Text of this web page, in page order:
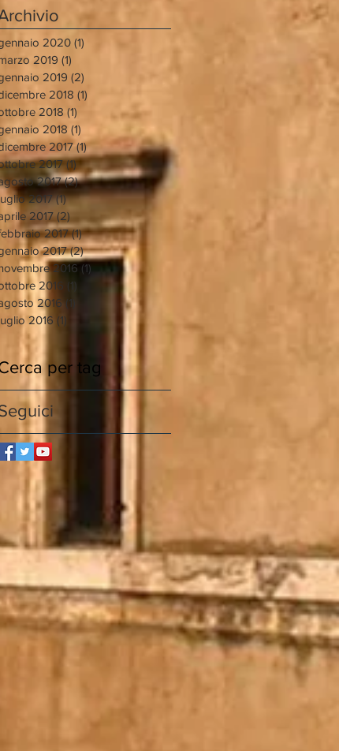
2020 (1)
2019 (1)
2019 (2)
2018 (1)
2018 (1)
2018 (1)
2017 (1)1 post
2017 (1)1 post
2017 (2)2 post
2017 (1)1 post
2017 (2)
2017 (1)1 post
2017 (2)2 post
2016 (1) 1 post
2016 (1)
2016 (1)
2016 (1)
per tag